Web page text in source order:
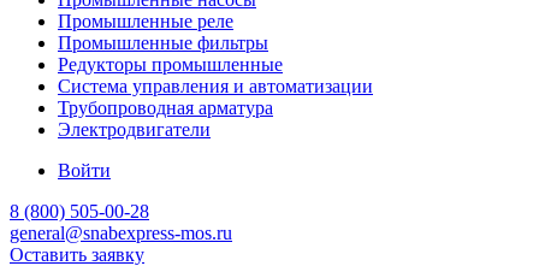
Промышленные реле
Промышленные фильтры
Редукторы промышленные
Система управления и автоматизации
Трубопроводная арматура
Электродвигатели
Войти
8 (800) 505-00-28
general@snabexpress-mos.ru
Оставить заявку